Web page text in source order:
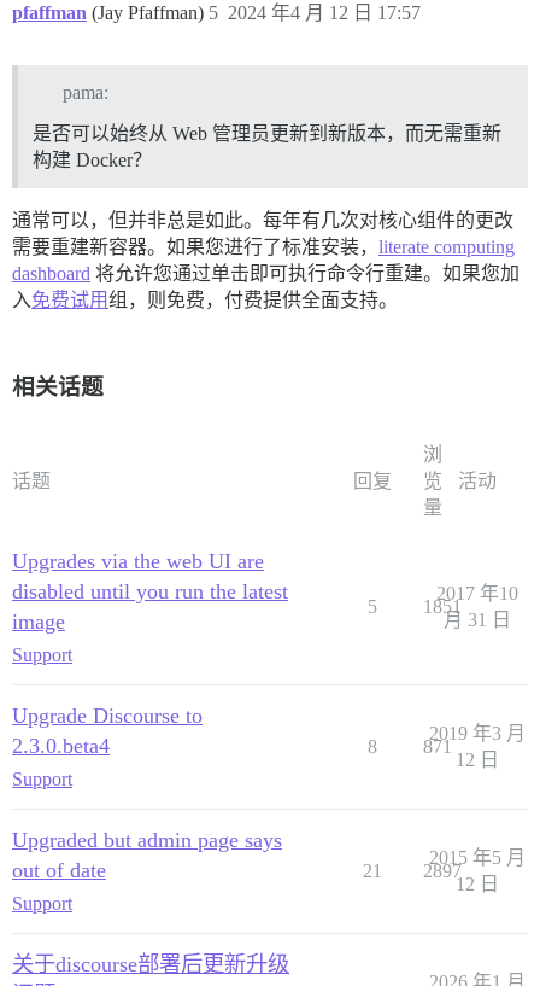
pfaffman (Jay Pfaffman) 2024 年4 月 12 日 17:57
5
pama:
是否可以始终从 Web 管理员更新到新版本，而无需重新
构建 Docker？
通常可以，但并非总是如此。每年有几次对核心组件的更改
需要重建新容器。如果您进行了标准安装， literate computing
dashboard 将允许您通过单击即可执行命令行重建。如果您加
入免费试用组，则免费，付费提供全面支持。
相关话题
话题 回复
浏
览
量
活动
Upgrades via the web UI are
disabled until you run the latest
image
Support
5 1851
2017 年10
月 31 日
Upgrade Discourse to
2.3.0.beta4
Support
8 871
2019 年3 月
12 日
Upgraded but admin page says
out of date
Support
21 2897
2015 年5 月
12 日
关于discourse部署后更新升级